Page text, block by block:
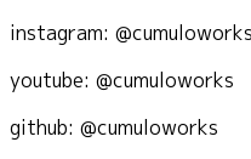
instagram: @cumuloworks
youtube: @cumuloworks
github: @cumuloworks